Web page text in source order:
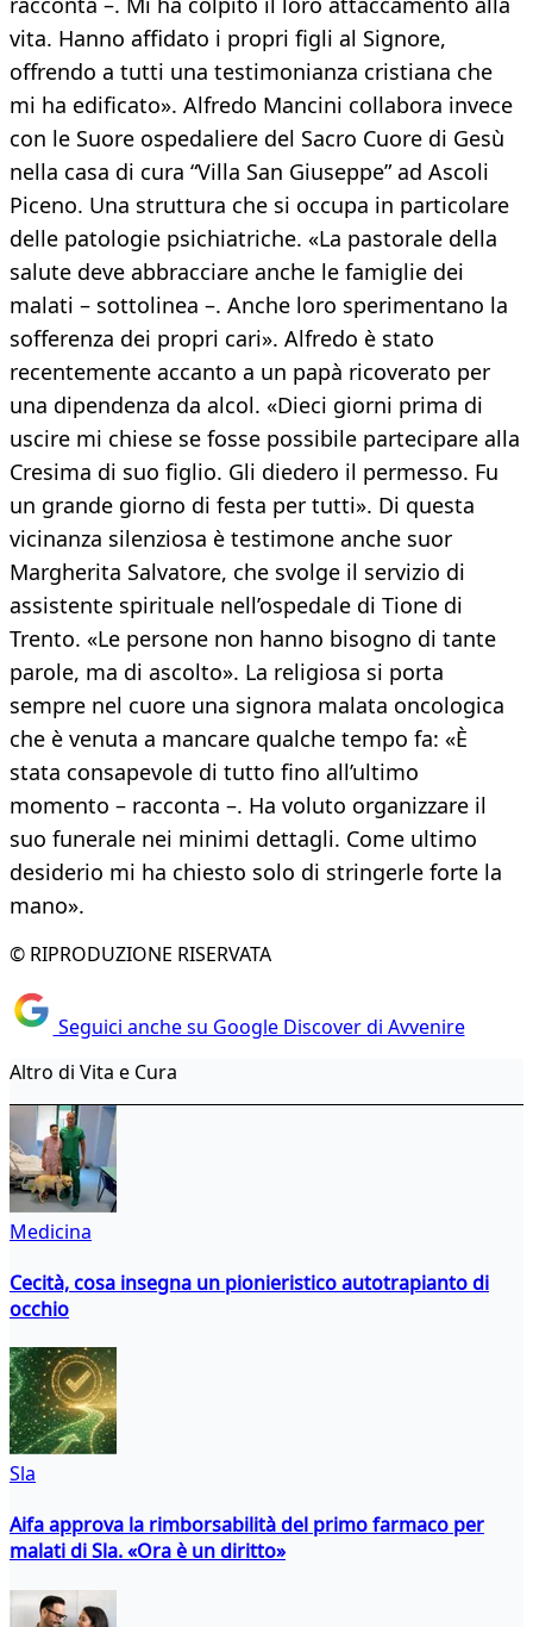
vita. Hanno affidato i propri figli al Signore,
offrendo a tutti una testimonianza cristiana che
mi ha edificato». Alfredo Mancini collabora invece
con le Suore ospedaliere del Sacro Cuore di Gesù
nella casa di cura “Villa San Giuseppe” ad Ascoli
Piceno. Una struttura che si occupa in particolare
delle patologie psichiatriche. «La pastorale della
salute deve abbracciare anche le famiglie dei
malati – sottolinea –. Anche loro sperimentano la
sofferenza dei propri cari». Alfredo è stato
recentemente accanto a un papà ricoverato per
una dipendenza da alcol. «Dieci giorni prima di
uscire mi chiese se fosse possibile partecipare alla
Cresima di suo figlio. Gli diedero il permesso. Fu
un grande giorno di festa per tutti». Di questa
vicinanza silenziosa è testimone anche suor
Margherita Salvatore, che svolge il servizio di
assistente spirituale nell’ospedale di Tione di
Trento. «Le persone non hanno bisogno di tante
parole, ma di ascolto». La religiosa si porta
sempre nel cuore una signora malata oncologica
che è venuta a mancare qualche tempo fa: «È
stata consapevole di tutto fino all’ultimo
momento – racconta –. Ha voluto organizzare il
suo funerale nei minimi dettagli. Come ultimo
desiderio mi ha chiesto solo di stringerle forte la
mano».
© RIPRODUZIONE RISERVATA
Seguici anche su Google Discover di Avvenire
Altro di Vita e Cura
Medicina
Cecità, cosa insegna un pionieristico autotrapianto di
occhio
Sla
Aifa approva la rimborsabilità del primo farmaco per
malati di Sla. «Ora è un diritto»